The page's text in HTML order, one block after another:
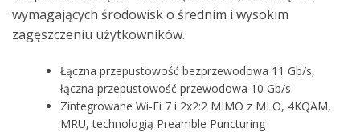
wymagających środowisk o średnim i wysokim
zagęszczeniu użytkowników.
Łączna przepustowość bezprzewodowa 11 Gb/s,
łączna przepustowość przewodowa 10 Gb/s
Zintegrowane Wi-Fi 7 i 2x2:2 MIMO z MLO, 4KQAM,
MRU, technologią Preamble Puncturing